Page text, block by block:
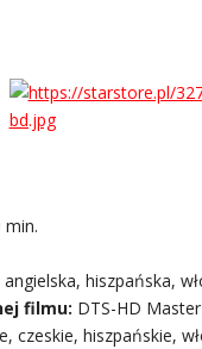
min.
angielska, hiszpańska,
filmu: DTS-HD
czeskie, hiszpańskie,